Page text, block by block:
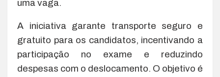
uma vaga.
A iniciativa garante transporte seguro e
gratuito para os candidatos, incentivando a
participação no exame e reduzindo
despesas com o deslocamento. O objetivo é